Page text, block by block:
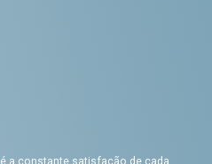
, é a constante satisfação de cada